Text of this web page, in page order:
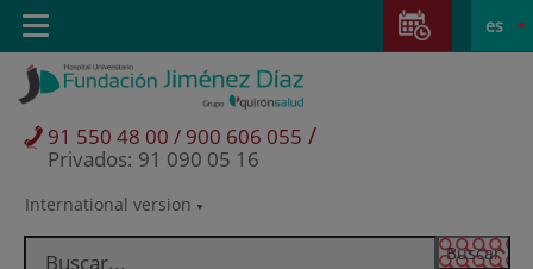
Saltar al contenido
Saltar
contenido
Selector
idioma
activo
es
International version
91 550 48 00 / 900 606 055 /
Privados: 91 090 05 16
Toggle
navigation